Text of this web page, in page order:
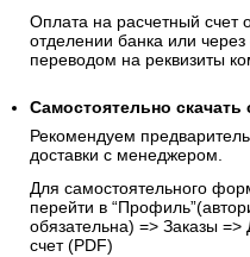
Оплата на расчетный счет
отделении банка или
переводом на реквизиты
Самостоятельно скачать
Рекомендуем
доставки с менеджером.
Для самостоятельного
перейти в
обязательна) => Заказы
счет (PDF)